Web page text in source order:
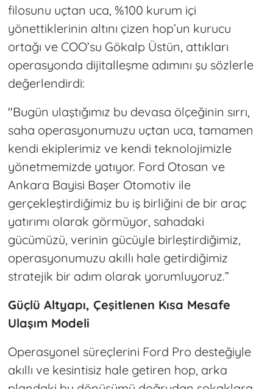
filosunu uçtan uca, %100 kurum içi
yönettiklerinin altını çizen hop’un kurucu
ortağı ve COO’su Gökalp Üstün, attıkları
operasyonda dijitalleşme adımını şu sözlerle
değerlendirdi:
"Bugün ulaştığımız bu devasa ölçeğinin sırrı,
saha operasyonumuzu uçtan uca, tamamen
kendi ekiplerimiz ve kendi teknolojimizle
yönetmemizde yatıyor. Ford Otosan ve
Ankara Bayisi Başer Otomotiv ile
gerçekleştirdiğimiz bu iş birliğini de bir araç
yatırımı olarak görmüyor, sahadaki
gücümüzü, verinin gücüyle birleştirdiğimiz,
operasyonumuzu akıllı hale getirdiğimiz
stratejik bir adım olarak yorumluyoruz.”
Güçlü Altyapı, Çeşitlenen Kısa Mesafe
Ulaşım Modeli
Operasyonel süreçlerini Ford Pro desteğiyle
akıllı ve kesintisiz hale getiren hop, arka